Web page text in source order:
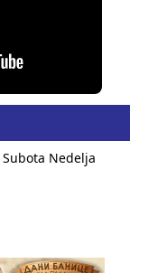
Subota Nedelja